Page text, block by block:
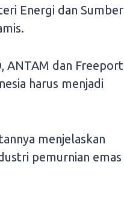
Energi dan Sumber
ANTAM dan Freeport
harus menjadi
menjelaskan
pemurnian emas